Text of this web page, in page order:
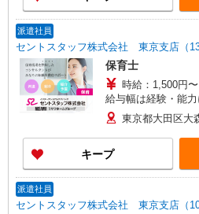
派遣社員
セントスタッフ株式会社 東京支店（
保育士
時給：1,500円〜
給与幅は経験・能
東京都大田区大
キープ
派遣社員
セントスタッフ株式会社 東京支店（